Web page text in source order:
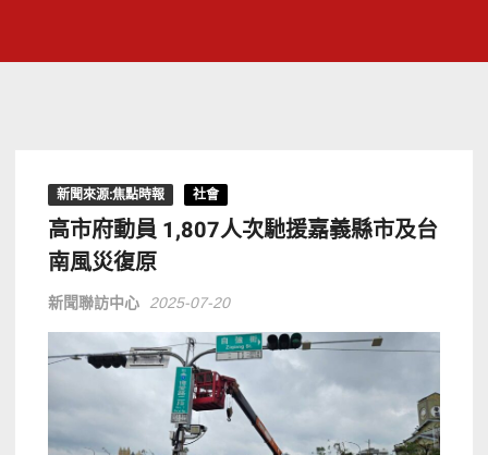
新聞來源:焦點時報 社會
高市府動員 1,807人次馳援嘉義縣市及台
南風災復原
新聞聯訪中心 2025-07-20